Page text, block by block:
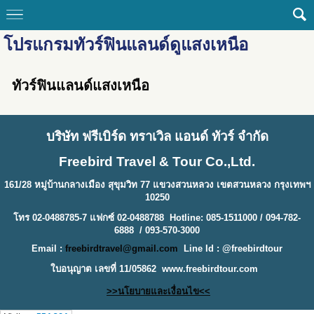
โปรแกรมทัวร์ฟินแลนด์ดูแสงเหนือ
ทัวร์ฟินแลนด์แสงเหนือ
บริษัท ฟรีเบิร์ด ทราเวิล แอนด์ ทัวร์ จำกัด
Freebird Travel & Tour Co.,Ltd.
161/28 หมู่บ้านกลางเมือง สุขุมวิท 77 แขวงสวนหลวง เขตสวนหลวง กรุงเทพฯ
10250
โทร 02-0488785-7 แฟกซ์ 02-0488788 Hotline: 085-1511000 / 094-782-
6888 / 093-570-3000
Email : freebirdtravel@gmail.com
Line Id : @freebirdtour
ใบอนุญาต เลขที่ 11/05862 www.freebirdtour.com
>>นโยบายและเงื่อนไข<<